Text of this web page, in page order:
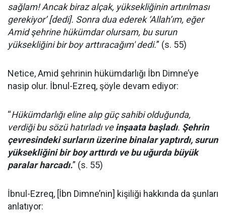
sağlam! Ancak biraz alçak, yüksekliğinin artırılması
gerekiyor’ [dedi]. Sonra dua ederek ‘Allah’ım, eğer
Amid şehrine hükümdar olursam, bu surun
yüksekliğini bir boy arttıracağım' dedi.” (s. 55)
Netice, Amid şehrinin hükümdarlığı İbn Dimne’ye
nasip olur. İbnul-Ezreq, şöyle devam ediyor:
“Hükümdarlığı eline alıp güç sahibi olduğunda,
verdiği bu sözü hatırladı veinşaata başladı. Şehrin
çevresindeki surların üzerine binalar yaptırdı, surun
yüksekliğini bir boy arttırdı ve bu uğurda büyük
paralar harcadı.” (s. 55)
İbnul-Ezreq, [İbn Dimne’nin] kişiliği hakkında da şunları
anlatıyor: